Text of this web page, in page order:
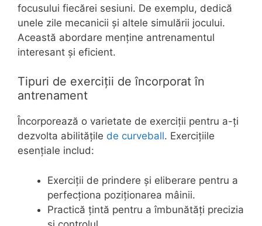
focusului fiecărei sesiuni. De exemplu, dedică
unele zile mecanicii și altele simulării jocului.
Această abordare menține antrenamentul
interesant și eficient.
Tipuri de exerciții de încorporat în
antrenament
Încorporează o varietate de exerciții pentru a-ți
dezvolta abilitățile de curveball. Exercițiile
esențiale includ:
Exerciții de prindere și eliberare pentru a
perfecționa poziționarea mâinii.
Practică țintă pentru a îmbunătăți precizia